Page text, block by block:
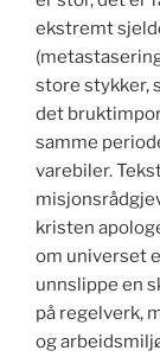
ekstremt
store stykker,
det
samme
varebiler.
kristen
om universet
unnslippe en
på regelverk,
og